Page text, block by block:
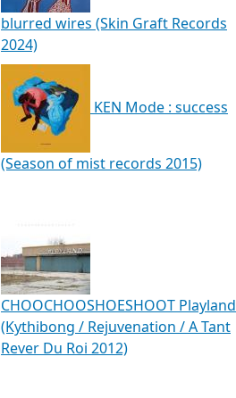
blurred wires (Skin Graft Records
2024)
KEN Mode : success
(Season of mist records 2015)
CHOOCHOOSHOESHOOT Playland
(Kythibong / Rejuvenation / A Tant
Rever Du Roi 2012)